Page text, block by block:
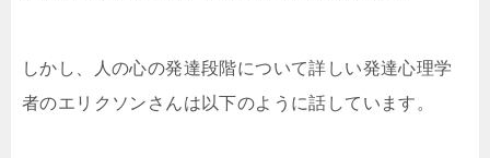
しかし、人の心の発達段階について詳しい発達心理学
者のエリクソンさんは以下のように話しています。